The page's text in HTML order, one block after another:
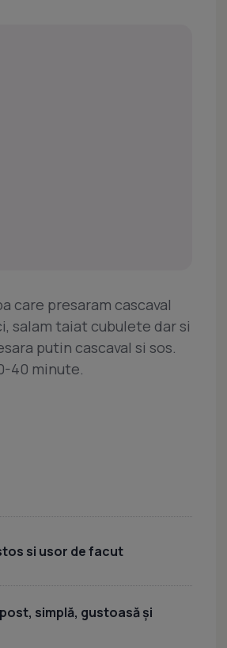
care presaram cascaval
salam taiat cubulete dar si
putin cascaval si sos.
40 minute.
si usor de facut
simplă, gustoasă și